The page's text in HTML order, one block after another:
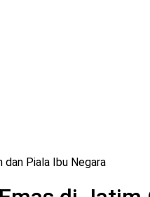
dan Piala Ibu Negara